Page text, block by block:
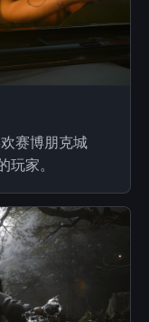
赛博朋克城
家。